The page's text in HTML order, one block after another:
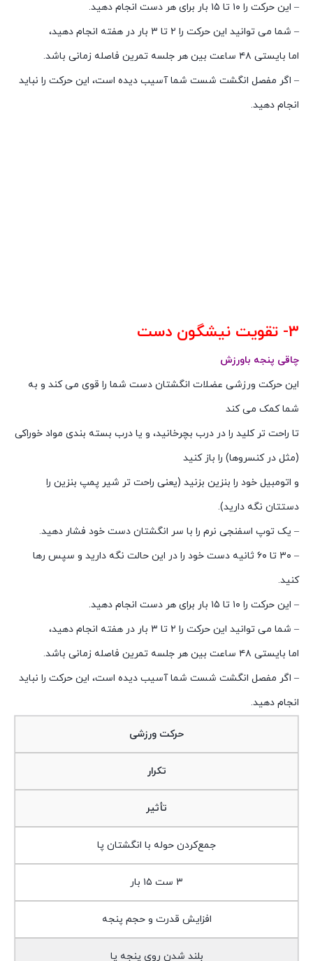
– این حرکت را ۱۰ تا ۱۵ بار برای هر دست انجام دهید.
– شما می توانید این حرکت را ۲ تا ۳ بار در هفته انجام دهید،
اما بایستی ۴۸ ساعت بین هر جلسه تمرین فاصله زمانی باشد.
– اگر مفصل انگشت شست شما آسیب دیده است، این حرکت را نباید
انجام دهید.
۳- تقویت نیشگون دست
چاقی پنجه باورزش
این حرکت ورزشی عضلات انگشتان دست شما را قوی می کند و به
شما کمک می کند
تا راحت تر کلید را در درب بچرخانید، و یا درب بسته بندی مواد خوراکی
(مثل در کنسروها) را باز کنید
و اتومبیل خود را بنزین بزنید (یعنی راحت تر شیر پمپ بنزین را
دستتان نگه دارید).
– یک توپ اسفنجی نرم را با سر انگشتان دست خود فشار دهید.
– ۳۰ تا ۶۰ ثانیه دست خود را در این حالت نگه دارید و سپس رها
کنید.
– این حرکت را ۱۰ تا ۱۵ بار برای هر دست انجام دهید.
– شما می توانید این حرکت را ۲ تا ۳ بار در هفته انجام دهید،
اما بایستی ۴۸ ساعت بین هر جلسه تمرین فاصله زمانی باشد.
– اگر مفصل انگشت شست شما آسیب دیده است، این حرکت را نباید
انجام دهید.
حرکت ورزشی
تکرار
تأثیر
جمع‌کردن حوله با انگشتان پا
۳ ست ۱۵ بار
افزایش قدرت و حجم پنجه
بلند شدن روی پنجه پا